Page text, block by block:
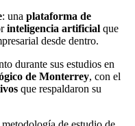
: una plataforma de
inteligencia artificial que
desde dentro.
durante sus estudios en
de Monterrey, con el
que respaldaron su